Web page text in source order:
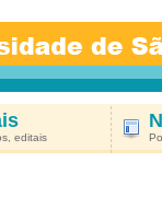
editais